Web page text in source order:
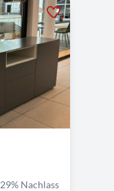
29% Nachlass